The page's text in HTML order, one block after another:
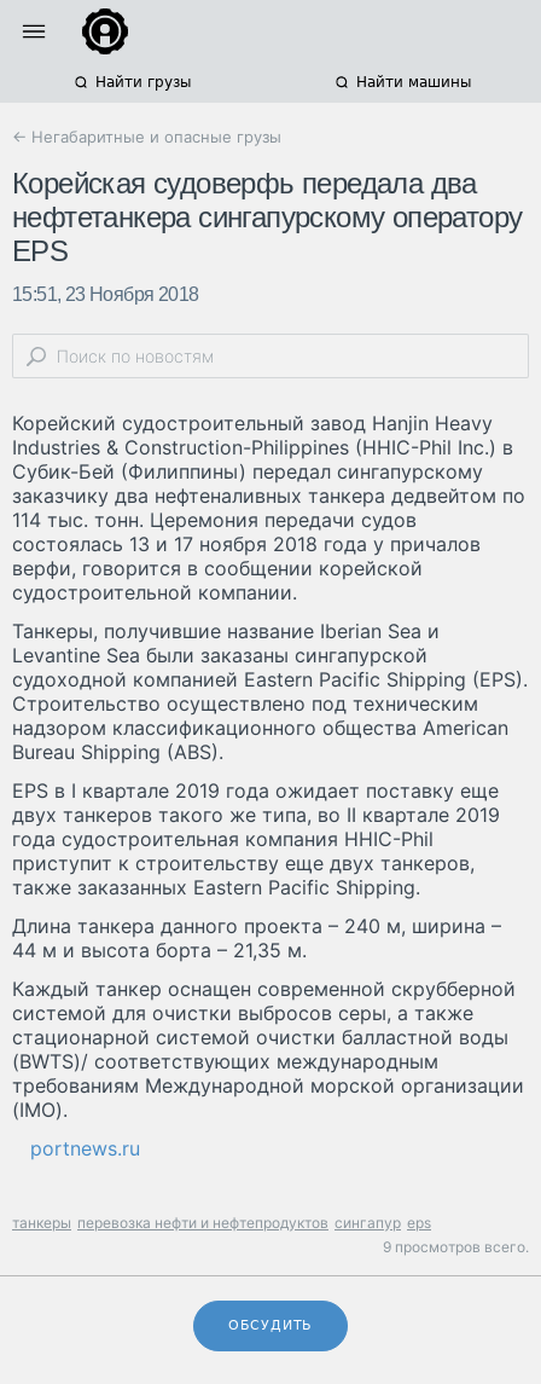
Найти грузы Найти машины
← Негабаритные и опасные грузы
Корейская судоверфь передала два
нефтетанкера сингапурскому оператору
EPS
15:51, 23 Ноября 2018
Корейский судостроительный завод Hanjin Heavy
Industries & Construction-Philippines (HHIC-Phil Inc.) в
Субик-Бей (Филиппины) передал сингапурскому
заказчику два нефтеналивных танкера дедвейтом по
114 тыс. тонн. Церемония передачи судов
состоялась 13 и 17 ноября 2018 года у причалов
верфи, говорится в сообщении корейской
судостроительной компании.
Танкеры, получившие название Iberian Sea и
Levantine Sea были заказаны сингапурской
судоходной компанией Eastern Pacific Shipping (EPS).
Строительство осуществлено под техническим
надзором классификационного общества American
Bureau Shipping (ABS).
EPS в I квартале 2019 года ожидает поставку еще
двух танкеров такого же типа, во II квартале 2019
года судостроительная компания HHIC-Phil
приступит к строительству еще двух танкеров,
также заказанных Eastern Pacific Shipping.
Длина танкера данного проекта – 240 м, ширина –
44 м и высота борта – 21,35 м.
Каждый танкер оснащен современной скрубберной
системой для очистки выбросов серы, а также
стационарной системой очистки балластной воды
(BWTS)/ соответствующих международным
требованиям Международной морской организации
(IMO).
portnews.ru
танкеры перевозка нефти и нефтепродуктов сингапур eps
9 просмотров всего.
ОБСУДИТЬ